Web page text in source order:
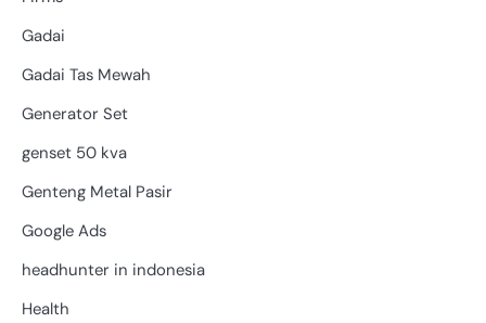
Gadai
Gadai Tas Mewah
Generator Set
genset 50 kva
Genteng Metal Pasir
Google Ads
headhunter in indonesia
Health